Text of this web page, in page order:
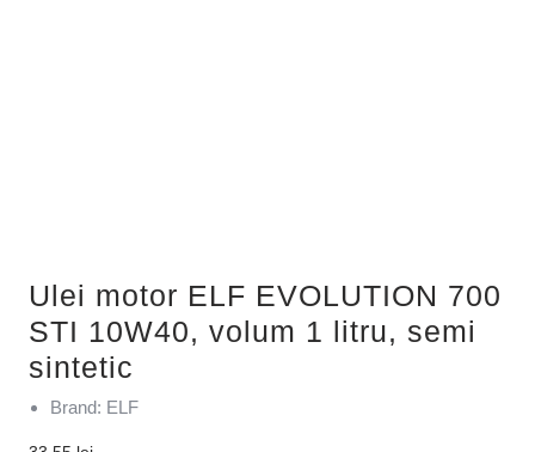
Ulei motor ELF EVOLUTION 700
STI 10W40, volum 1 litru, semi
sintetic
Brand: ELF